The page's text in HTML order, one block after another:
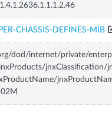
CHASSIS-DEFINES-MIB
dod/internet/private/
jnxClassification/